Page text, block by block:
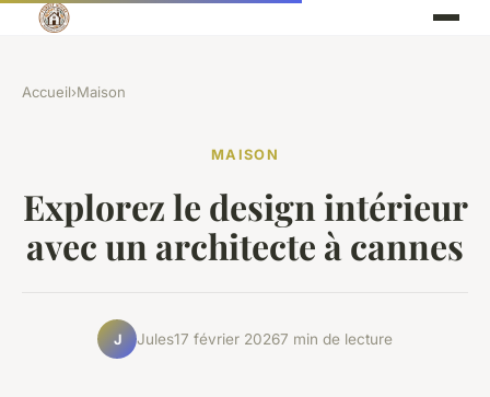
Accueil›Maison
MAISON
Explorez le design intérieur
avec un architecte à cannes
J Jules17 février 20267 min de lecture